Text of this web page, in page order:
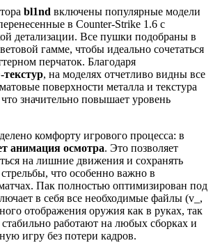
bl1nd включены популярные модели
в Counter-Strike 1.6 с
детализации. Все пушки подобраны в
гамме, чтобы идеально сочетаться
перчаток. Благодаря
текстур, на моделях отчетливо видны все
поверхности металла и текстура
значительно повышает уровень
комфорту игрового процесса: в
анимация осмотра. Это позволяет
на лишние движения и сохранять
что особенно важно в
Пак полностью оптимизирован под
в себя все необходимые файлы (v_,
отображения оружия как в руках, так
работают на любых сборках и
игру без потери кадров.